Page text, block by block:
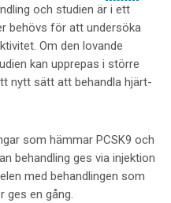
och studien är i ett
behövs för att undersöka
Om den lovande
kan upprepas i större
nytt sätt att behandla hjärt-
som hämmar PCSK9 och
behandling ges via injektion
med behandlingen som
ges en gång.